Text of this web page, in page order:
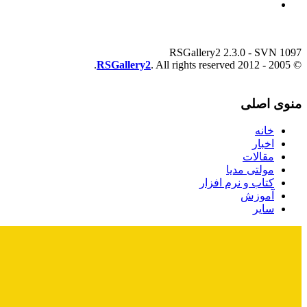
RSGallery2 2.3.0 - SVN 1097
© 2005 - 2012
RSGallery2. All rights reserved.
منوی اصلی
خانه
اخبار
مقالات
مولتی مدیا
کتاب و نرم افزار
آموزش
سایر